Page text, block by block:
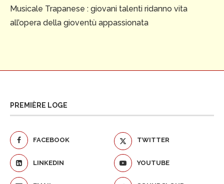
Musicale Trapanese : giovani talenti ridanno vita
all’opera della gioventù appassionata
PREMIÈRE LOGE
FACEBOOK TWITTER
LINKEDIN YOUTUBE